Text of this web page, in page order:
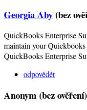
Georgia Aby (bez
QuickBooks Enterprise
maintain your
QuickBooks Enterprise
odpovědět
Anonym (bez ověření)